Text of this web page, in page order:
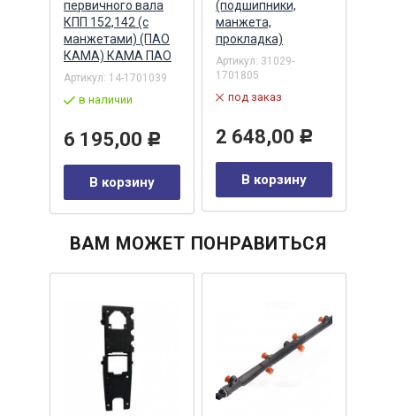
первичного вала
КПП 152,142 (с
манжетами) (ПАО
КАМА) КАМА ПАО
Артикул: 14-1701039
в наличии
6 195,00 Р
В корзину
(подшипники,
манжета,
прокладка)
Артикул: 31029-
1701805
под заказ
2 648,00 Р
В корзину
ВАМ МОЖЕТ ПОНРАВИТЬСЯ